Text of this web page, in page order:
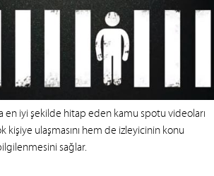
en iyi şekilde hitap eden kamu spotu videoları
kişiye ulaşmasını hem de izleyicinin konu
sağlar.